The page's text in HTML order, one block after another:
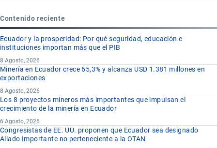
Contenido reciente
Ecuador y la prosperidad: Por qué seguridad, educación e
instituciones importan más que el PIB
8 Agosto, 2026
Minería en Ecuador crece 65,3% y alcanza USD 1.381 millones en
exportaciones
8 Agosto, 2026
Los 8 proyectos mineros más importantes que impulsan el
crecimiento de la minería en Ecuador
6 Agosto, 2026
Congresistas de EE. UU. proponen que Ecuador sea designado
Aliado Importante no perteneciente a la OTAN